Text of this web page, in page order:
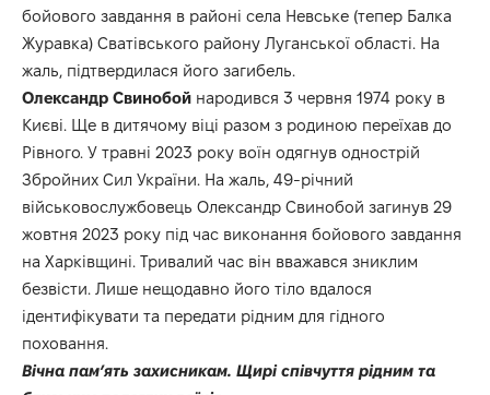
бойового завдання в районі села Невське (тепер Балка
Журавка) Сватівського району Луганської області. На
жаль, підтвердилася його загибель.
Олександр Свинобой народився 3 червня 1974 року в
Києві. Ще в дитячому віці разом з родиною переїхав до
Рівного. У травні 2023 року воїн одягнув однострій
Збройних Сил України. На жаль, 49-річний
військовослужбовець Олександр Свинобой загинув 29
жовтня 2023 року під час виконання бойового завдання
на Харківщині. Тривалий час він вважався зниклим
безвісти. Лише нещодавно його тіло вдалося
ідентифікувати та передати рідним для гідного
поховання.
Вічна памʼять захисникам. Щирі співчуття рідним та